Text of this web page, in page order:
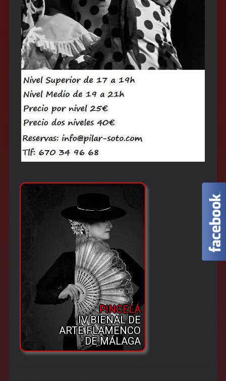
PINCELÁ
IV BIENAL DE
ARTE FLAMENCO
DE MÁLAGA